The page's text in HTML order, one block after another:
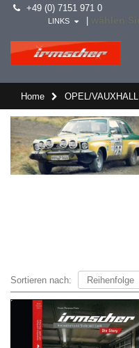
+49 (0) 7151 971 0
LINKS
Home OPEL/VAUXHALL
Sortieren nach: